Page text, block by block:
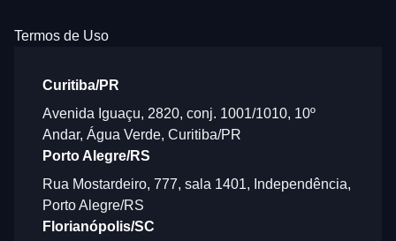
Termos de Uso
Curitiba/PR
Avenida Iguaçu, 2820, conj. 1001/1010, 10º
Andar, Água Verde, Curitiba/PR
Porto Alegre/RS
Rua Mostardeiro, 777, sala 1401, Independência,
Porto Alegre/RS
Florianópolis/SC